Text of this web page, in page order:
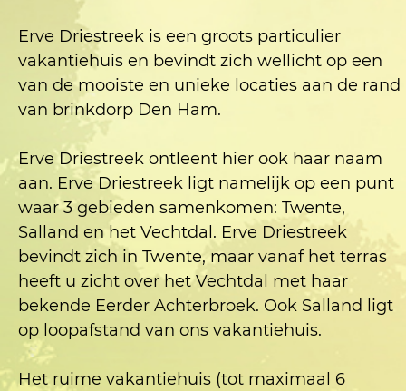
Erve Driestreek is een groots particulier
vakantiehuis en bevindt zich wellicht op een
van de mooiste en unieke locaties aan de rand
van brinkdorp Den Ham.
Erve Driestreek ontleent hier ook haar naam
aan. Erve Driestreek ligt namelijk op een punt
waar 3 gebieden samenkomen: Twente,
Salland en het Vechtdal. Erve Driestreek
bevindt zich in Twente, maar vanaf het terras
heeft u zicht over het Vechtdal met haar
bekende Eerder Achterbroek. Ook Salland ligt
op loopafstand van ons vakantiehuis.
Het ruime vakantiehuis (tot maximaal 6